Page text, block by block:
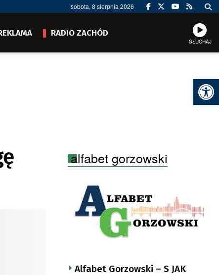
sobota, 8 sierpnia 2026
RADIO ZACHÓD
SŁUCHAJ
alfabet gorzowski
Alfabet Gorzowski – S JAK